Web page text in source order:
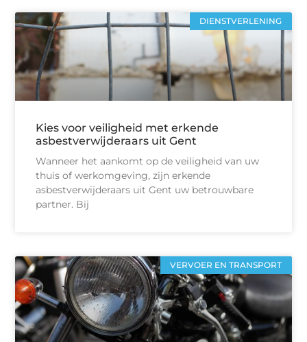
DIENSTVERLENING
Kies voor veiligheid met erkende
asbestverwijderaars uit Gent
Wanneer het aankomt op de veiligheid van uw
thuis of werkomgeving, zijn erkende
asbestverwijderaars uit Gent uw betrouwbare
partner. Bij
VERVOER EN TRANSPORT